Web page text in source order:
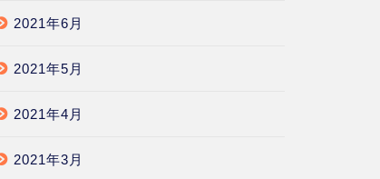
2021年6月
2021年5月
2021年4月
2021年3月